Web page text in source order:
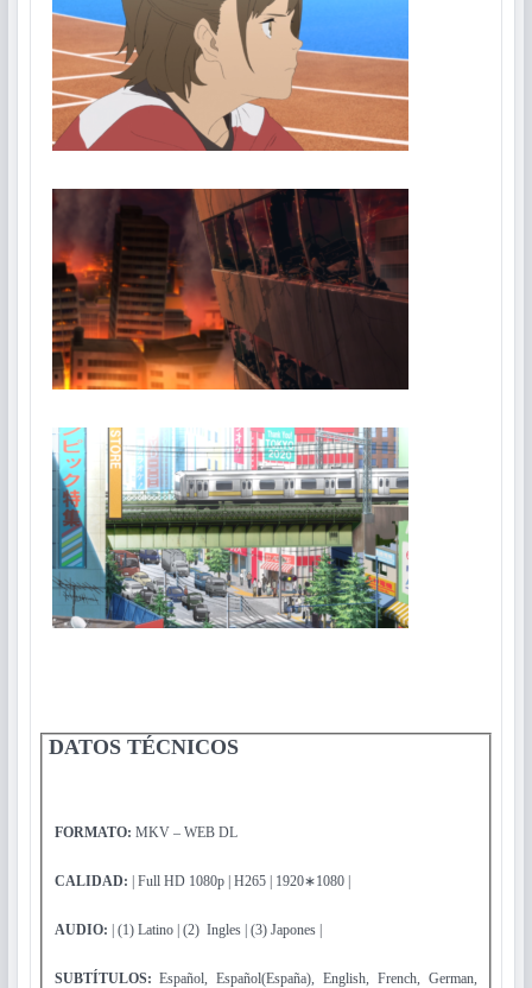
DATOS TÉCNICOS
FORMATO: MKV – WEB DL
CALIDAD: | Full HD 1080p | H265 | 1920∗1080 |
AUDIO: | (1) Latino | (2) Ingles | (3) Japones |
SUBTÍTULOS: Español, Español(España), English, French, German,